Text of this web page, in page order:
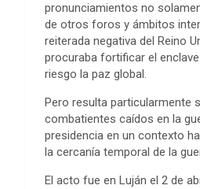
pronunciamientos no
de otros foros y ámbitos
reiterada negativa del Reino
procuraba fortificar el
riesgo la paz global.
Pero resulta particularmente
combatientes caídos en la
presidencia en un contexto
la cercanía temporal de la
El acto fue en Luján el 2 de